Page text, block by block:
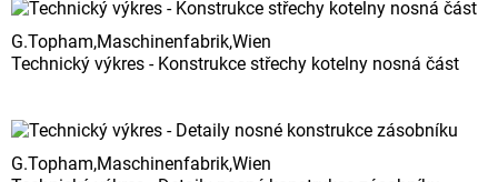
G.Topham,Maschinenfabrik,Wien
Technický výkres - Konstrukce střechy kotelny nosná část
G.Topham,Maschinenfabrik,Wien